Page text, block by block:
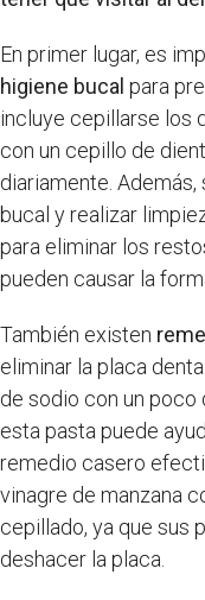
En primer lugar, es
higiene bucal para
incluye cepillarse los
con un cepillo de
diariamente.
bucal y realizar
para eliminar los
pueden causar la
También existen
eliminar la placa
de sodio con un poco
esta pasta puede
remedio casero
vinagre de manzana
cepillado, ya que sus
deshacer la placa.